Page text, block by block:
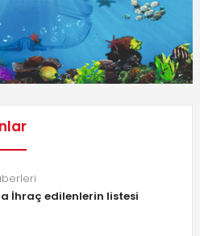
İhraç edilenlerin listesi